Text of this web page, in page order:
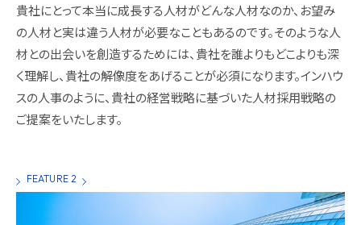
貴社にとって本当に成長する人材がどんな人材なのか、お望み
の人材と実は違う人材が必要なこともあるのです。そのような人
材との出会いを創造するためには、貴社を誰よりもどこよりも深
く理解し、貴社の解像度をあげることが必須になります。インハウ
スの人事のように、貴社の経営戦略に基づいた人材採用戦略の
ご提案をいたします。
FEATURE 2